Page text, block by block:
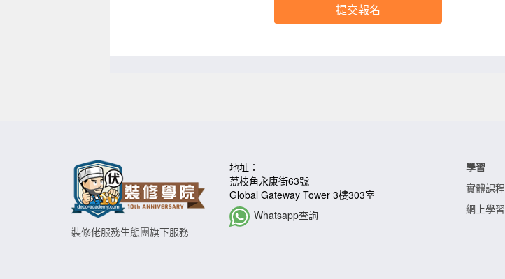
提交報名
裝修佬服務生態團旗下服務
地址：
荔枝角永康街63號
Global Gateway Tower 3樓303室
Whatsapp查詢
學習
實體課程
網上學習